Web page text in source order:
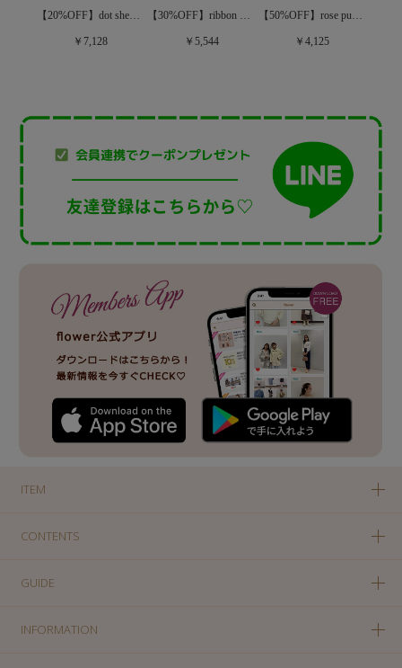
【20%OFF】dot sheer papillon blouse～ﾄﾞｯﾄｼｱｰﾊﾟﾋﾟﾖﾝﾌﾞﾗｳｽ
￥7,128
【30%OFF】ribbon embroidery top～ﾘﾎﾞﾝｴﾝﾌﾞﾛｲﾀﾞﾘｰﾄｯﾌﾟ
￥5,544
【50%OFF】rose puff blouse～ﾛｰｽﾞﾊﾟﾌﾌﾞﾗｳｽ
￥4,125
ITEM
CONTENTS
GUIDE
INFORMATION